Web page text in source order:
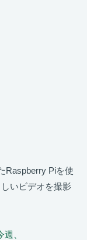
Raspberry Piを使
いビデオを撮影
、